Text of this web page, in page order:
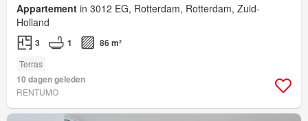
Appartement in 3012 EG, Rotterdam, Rotterdam, Zuid-
Holland
3 1 86 m²
Terras
10 dagen geleden
RENTUMO